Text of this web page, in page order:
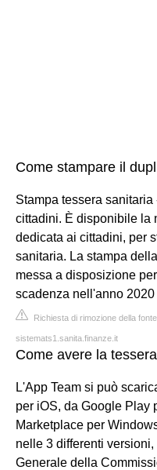
Come stampare il
Stampa tessera
cittadini. È disponibile la
dedicata ai cittadini, per
sanitaria. La stampa
messa a disposizione
scadenza nell'anno
Richiesta di rimozione della fonte
sistemats1.sanita.finanze.it
Come avere la
L'App Team si può
per iOS, da Google Play
Marketplace per
nelle 3 differenti
Generale della